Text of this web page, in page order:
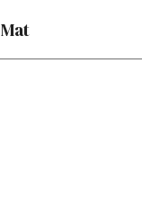
Mat